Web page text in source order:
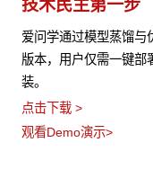
技术民主第一步
爱问学通过模型蒸馏与
版本，用户仅需一键部
装。
点击下载 >
观看Demo演示>